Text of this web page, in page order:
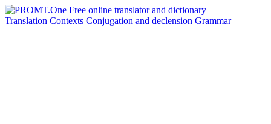
Translation Contexts Conjugation and declension Grammar